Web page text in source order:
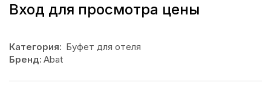
Вход для просмотра цены
Категория: Буфет для отеля
Бренд: Abat